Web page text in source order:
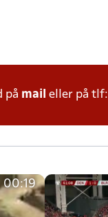
på mail eller på tlf:
00:19